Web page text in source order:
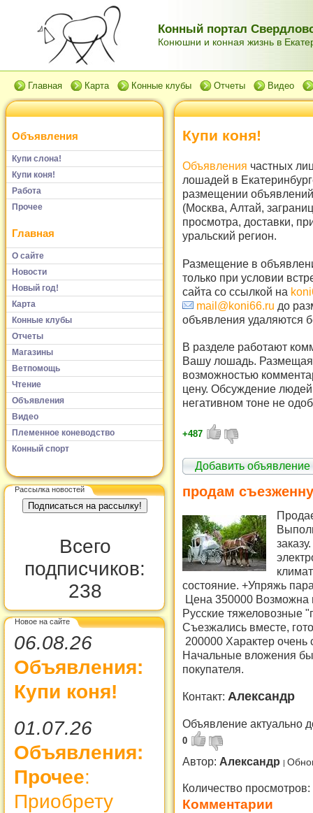
Конный портал
Конюшни и конная жизнь в
Главная Карта Конные клубы Отчеты Видео
Объявления
Купи слона!
Купи коня!
Работа
Прочее
Главная
О сайте
Новости
Новый год!
Карта
Конные клубы
Отчеты
Магазины
Ветпомощь
Чтение
Объявления
Видео
Племенное коневодство
Конный спорт
Рассылка новостей
Всего
подписчиков:
238
Новое на сайте
06.08.26
Объявления:
Купи коня!
01.07.26
Объявления:
Прочее:
Приобрету
Купи коня!
Объявления частных
лошадей в
размещении
(Москва, Алтай,
просмотра, доставки,
уральский регион.
Размещение в
только при условии
сайта со ссылкой на
mail@koni66.ru до
объявления удаляются
В разделе работают
Вашу лошадь. Размещая
возможностью
цену. Обсуждение
негативном тоне не
+487
Добавить объявление
продам
состояние. +Упряжь
Цена 350000 Возможна
Русские тяжеловозные
Съезжались вместе,
200000 Характер
Начальные вложения
покупателя.
Контакт: Александр
Объявление актуально
0
Автор: Александр
Количество просмотров:
Комментарии